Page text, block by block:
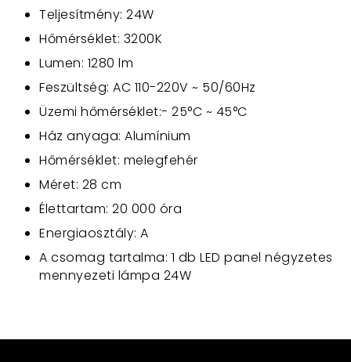
Teljesítmény: 24W
Hőmérséklet: 3200K
Lumen: 1280 lm
Feszültség: AC 110-220V ~ 50/60Hz
Üzemi hőmérséklet:- 25°C ~ 45°C
Ház anyaga: Alumínium
Hőmérséklet: melegfehér
Méret: 28 cm
Élettartam: 20 000 óra
Energiaosztály: A
A csomag tartalma: 1 db LED panel négyzetes
mennyezeti lámpa 24W